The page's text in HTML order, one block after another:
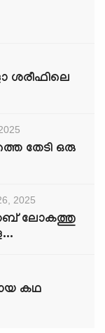
ശരീഫിലെ
തേടി ഒരു
2025
ലോകത്തു
കഥ